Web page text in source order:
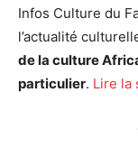
Infos Culture du
l’actualité
de la culture
particulier. Lire la